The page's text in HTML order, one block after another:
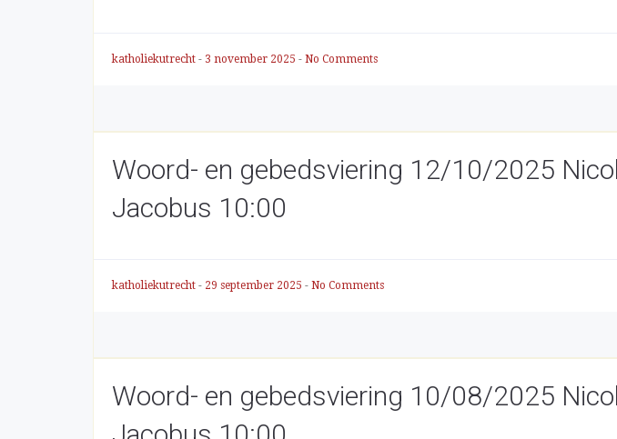
katholiekutrecht - 3 november 2025 - No Comments
Woord- en gebedsviering 12/10/2025
Jacobus 10:00
katholiekutrecht - 29 september 2025 - No Comments
Woord- en gebedsviering 10/08/2025